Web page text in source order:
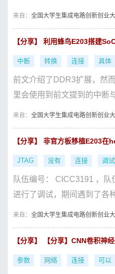
来自： 全国大学生集成电路创新创业
【分享】 利用蜂鸟E203搭建
中断 转换 连接 具体
前文介绍了DDR3扩展，然
里会使用到前文提到的中断
来自： 全国大学生集成电路创新创业
【分享】 非官方板移植E203
JTAG 没有 连接 调
队伍编号： CICC3191 ，
进行了调试，期间遇到了各
来自： 全国大学生集成电路创新创业
【分享】 【分享】CNN卷积神
参数 网络 连接 可以